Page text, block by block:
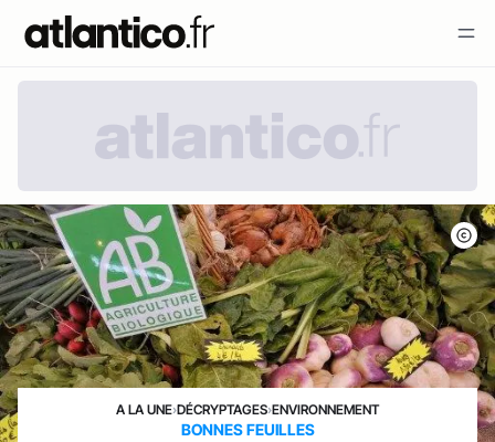
A LA UNE›DÉCRYPTAGES›ENVIRONNEMENT
BONNES FEUILLES